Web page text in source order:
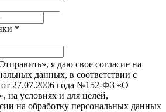
*
я даю свое согласие на
данных, в соответствии с
27.07.2006 года №152-ФЗ «О
на условиях и для целей,
на обработку персональных данных